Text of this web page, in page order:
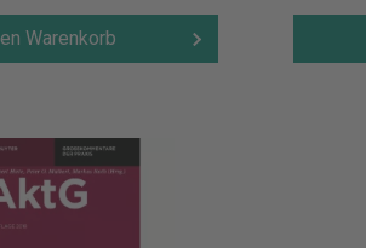
Warenkorb